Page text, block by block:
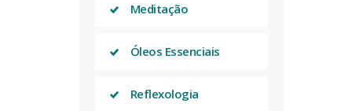
Meditação
Óleos Essenciais
Reflexologia